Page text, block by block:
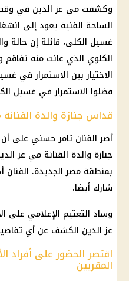
وكشفت مي عز الدين في
الساحة الفنية يعود إلى
غسيل الكلى، قائلة إن حالة
الكلوي الذي عانت منه
الاختيار بين الاستمرار في
فضلوا الاستمرار في غسيل
قداس جنازة والدة
أصرالفنان تامر حسني على
جنازة والدة الفنانة مي عز
بمنطقة مصر الجديدة. الفنان
شارك أيضا.
وساد التعتيم الإعلامي على
عز الدين الكشف عن أي
اقتصر الحضور على أفراد
المقربين